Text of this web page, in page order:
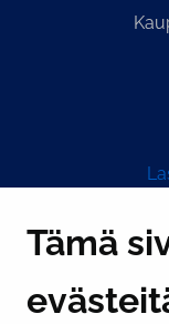
Tämä